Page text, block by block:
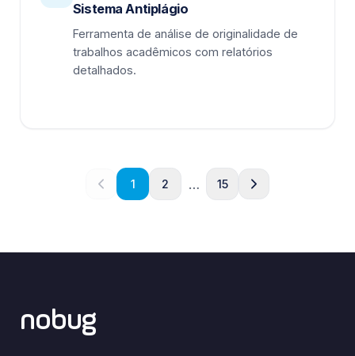
Sistema Antiplágio
Ferramenta de análise de originalidade de
trabalhos acadêmicos com relatórios
detalhados.
1 2 … 15
nobug